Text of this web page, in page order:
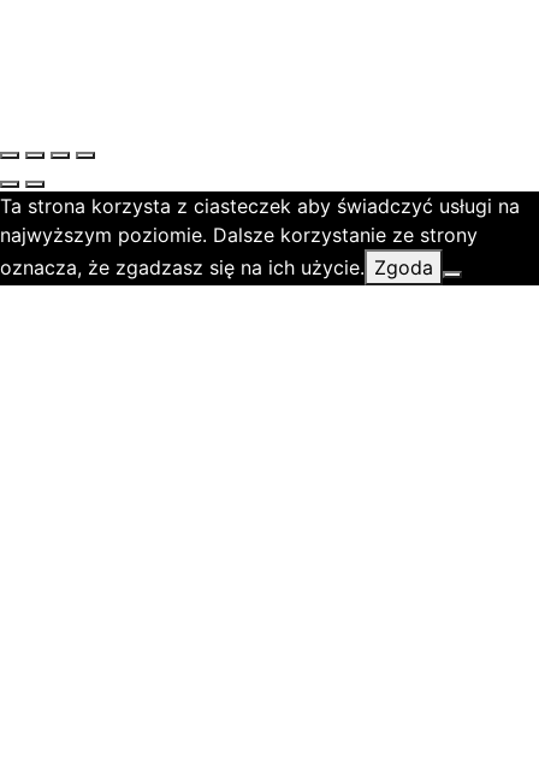
Ta strona korzysta z ciasteczek aby świadczyć usługi na
najwyższym poziomie. Dalsze korzystanie ze strony
oznacza, że zgadzasz się na ich użycie. Zgoda